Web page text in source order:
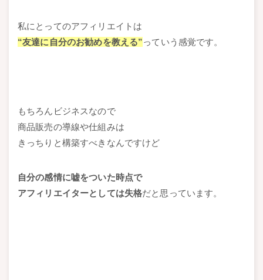
私にとってのアフィリエイトは
“友達に自分のお勧めを教える”っていう感覚です。
もちろんビジネスなので
商品販売の導線や仕組みは
きっちりと構築すべきなんですけど
自分の感情に嘘をついた時点で
アフィリエイターとしては失格だと思っています。